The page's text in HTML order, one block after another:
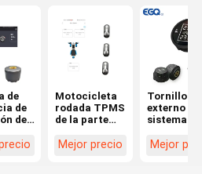
de
de
de
Motocicleta
rodada TPMS
de la parte
en tiempo
Mejor precio
Tornillo
externo del
sistema
2.4Ghz
Mejor